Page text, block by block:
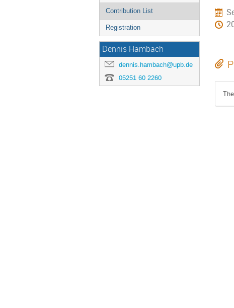
Contribution List
Registration
Dennis Hambach
dennis.hambach@upb.de
05251 60 2260